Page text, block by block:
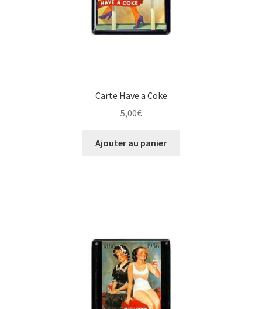
Carte Have a Coke
5,00€
Ajouter au panier